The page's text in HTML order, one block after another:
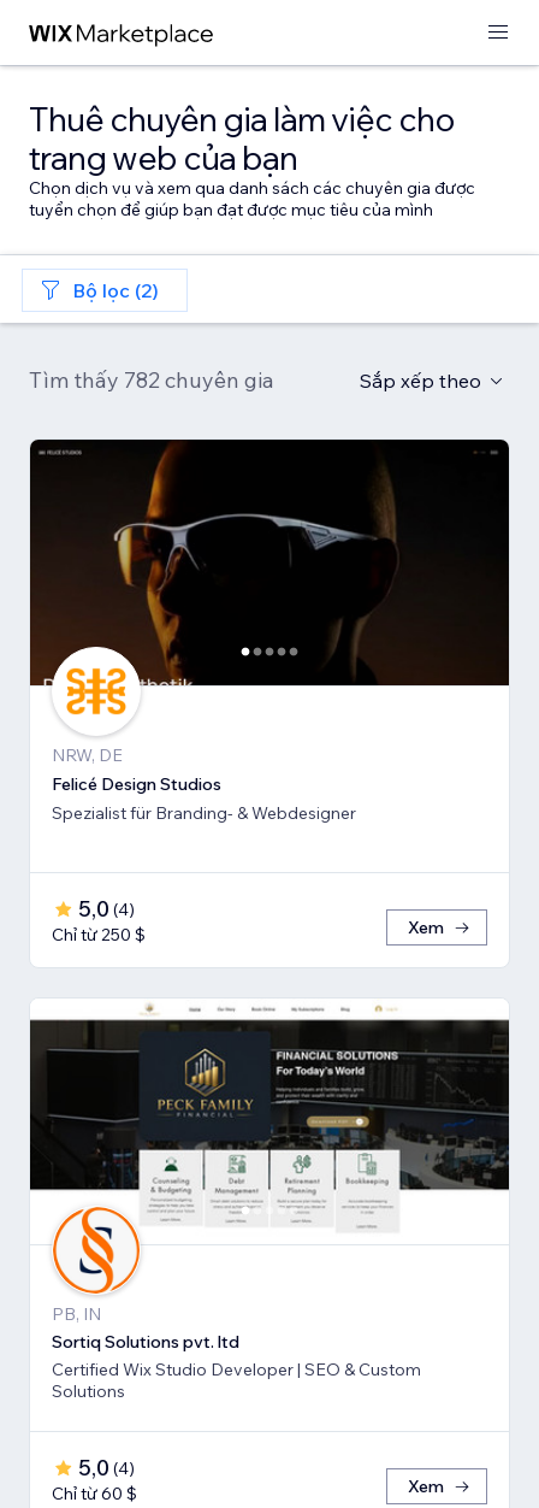
Thuê chuyên gia làm việc cho
trang web của bạn
Chọn dịch vụ và xem qua danh sách các chuyên gia được
tuyển chọn để giúp bạn đạt được mục tiêu của mình
Bộ lọc (2)
Tìm thấy 782 chuyên gia Sắp xếp theo
NRW, DE
Felicé Design Studios
Spezialist für Branding- & Webdesigner
5,0 (4)
Chỉ từ 250 $
Xem
PB, IN
Sortiq Solutions pvt. ltd
Certified Wix Studio Developer | SEO & Custom
Solutions
5,0 (4)
Chỉ từ 60 $
Xem